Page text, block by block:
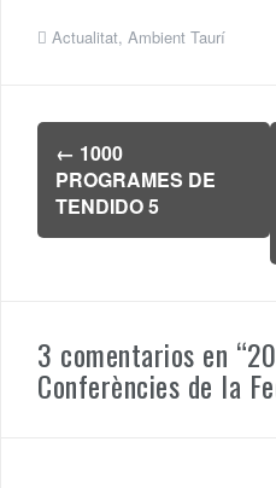
Actualitat, Ambient Taurí
Navegación
de
entradas
← 1000
PROGRAMES DE
TENDIDO 5
3 comentarios en “
Conferències de la